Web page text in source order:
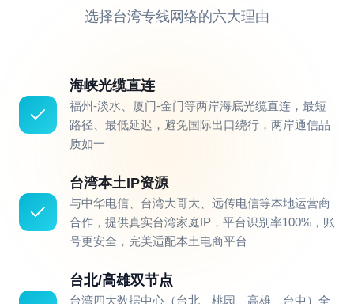
选择台湾专线网络的六大理由
海峡光缆直连
福州-淡水、厦门-金门等两岸海底光缆直连，最短
路径、最低延迟，避免国际出口绕行，两岸通信品
质如一
台湾本土IP资源
与中华电信、台湾大哥大、远传电信等本地运营商
合作，提供真实台湾家庭IP，平台识别率100%，账
号更安全，完美适配本土电商平台
台北/高雄双节点
台湾四大数据中心（台北、桃园、高雄、台中）全